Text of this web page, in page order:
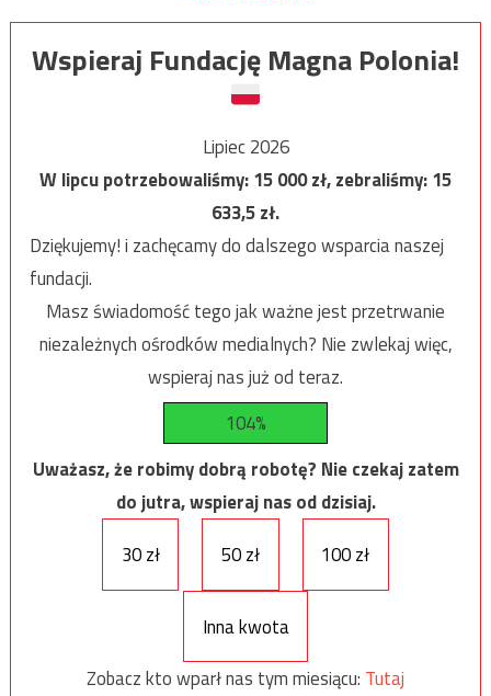
Wspieraj Fundację Magna Polonia!
Lipiec 2026
W lipcu potrzebowaliśmy:15 000zł, zebraliśmy:15
633,5zł.
Dziękujemy! i zachęcamy do dalszego wsparcia naszej
fundacji.
Masz świadomość tego jak ważne jest przetrwanie
niezależnych ośrodków medialnych? Nie zwlekaj więc,
wspieraj nas już od teraz.
104%
Uważasz, że robimy dobrą robotę? Nie czekaj zatem
do jutra, wspieraj nas od dzisiaj.
30 zł
50 zł 100 zł
Inna kwota
Zobacz kto wparł nas tym miesiącu: Tutaj